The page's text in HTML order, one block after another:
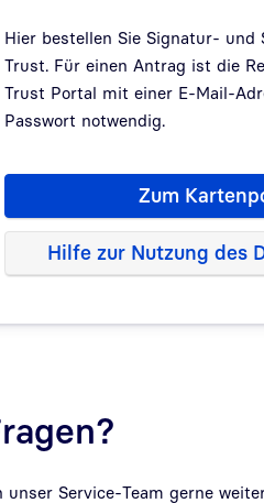
Hier bestellen Sie Signatur- und
Trust. Für einen Antrag ist die
Trust Portal mit einer E-Mail-
Passwort notwendig.
Zum
Hilfe zur Nutzung des
Service-Team gerne